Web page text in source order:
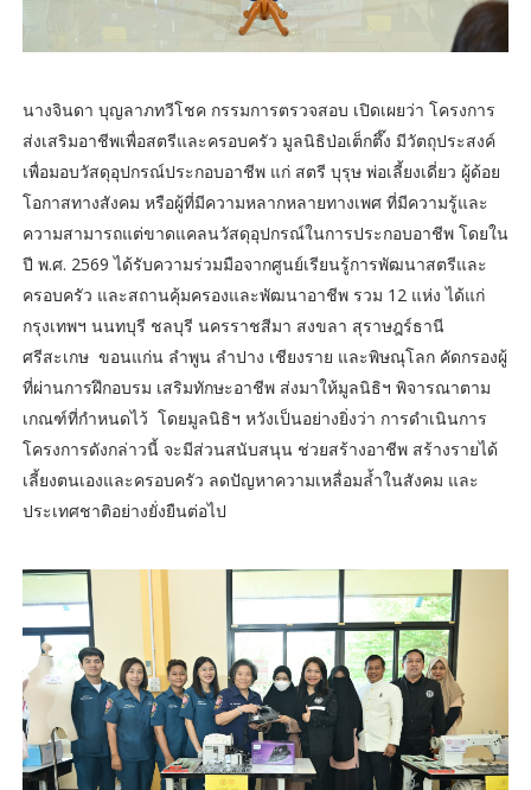
นางจินดา บุญลาภทวีโชค กรรมการตรวจสอบ เปิดเผยว่า โครงการ
ส่งเสริมอาชีพเพื่อสตรีและครอบครัว มูลนิธิป่อเต็กตึ๊ง มีวัตถุประสงค์
เพื่อมอบวัสดุอุปกรณ์ประกอบอาชีพ แก่ สตรี บุรุษ พ่อเลี้ยงเดี่ยว ผู้ด้อย
โอกาสทางสังคม หรือผู้ที่มีความหลากหลายทางเพศ ที่มีความรู้และ
ความสามารถแต่ขาดแคลนวัสดุอุปกรณ์ในการประกอบอาชีพ โดยใน
ปี พ.ศ. 2569 ได้รับความร่วมมือจากศูนย์เรียนรู้การพัฒนาสตรีและ
ครอบครัว และสถานคุ้มครองและพัฒนาอาชีพ รวม 12 แห่ง ได้แก่
กรุงเทพฯ นนทบุรี ชลบุรี นครราชสีมา สงขลา สุราษฎร์ธานี
ศรีสะเกษ ขอนแก่น ลำพูน ลำปาง เชียงราย และพิษณุโลก คัดกรองผู้
ที่ผ่านการฝึกอบรม เสริมทักษะอาชีพ ส่งมาให้มูลนิธิฯ พิจารณาตาม
เกณฑ์ที่กำหนดไว้ โดยมูลนิธิฯ หวังเป็นอย่างยิ่งว่า การดำเนินการ
โครงการดังกล่าวนี้ จะมีส่วนสนับสนุน ช่วยสร้างอาชีพ สร้างรายได้
เลี้ยงตนเองและครอบครัว ลดปัญหาความเหลื่อมล้ำในสังคม และ
ประเทศชาติอย่างยั่งยืนต่อไป